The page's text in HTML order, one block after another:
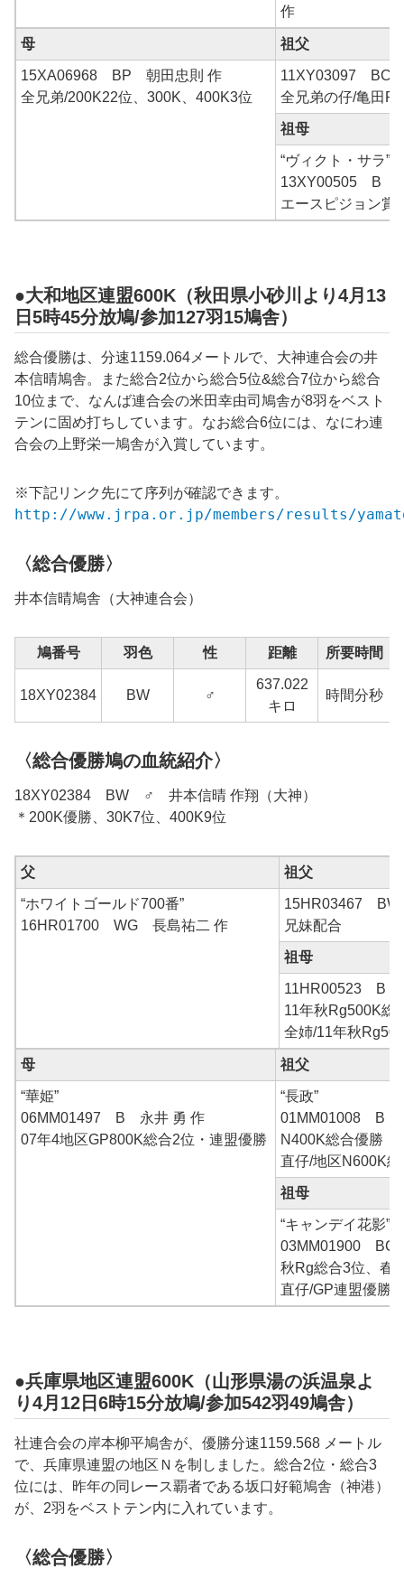
作
母 祖父
15XA06968 BP 朝田忠則 作
全兄弟/200K22位、300K、400K3位
11XY03097
全兄弟の仔/亀田
祖母
“ヴィクト・サラ”
13XY00505 B
エースピジョン賞
●大和地区連盟600K（秋田県小砂川より4月13
日5時45分放鳩/参加127羽15鳩舎）
総合優勝は、分速1159.064メートルで、大神連合会の井
本信晴鳩舎。また総合2位から総合5位&総合7位から総合
10位まで、なんば連合会の米田幸由司鳩舎が8羽をベスト
テンに固め打ちしています。なお総合6位には、なにわ連
合会の上野栄一鳩舎が入賞しています。
※下記リンク先にて序列が確認できます。
http://www.jrpa.or.jp/members/results/
〈総合優勝〉
井本信晴鳩舎（大神連合会）
鳩番号 羽色 性 距離 所要時間
18XY02384 BW ♂
637.022
キロ
時間分秒
〈総合優勝鳩の血統紹介〉
18XY02384 BW ♂ 井本信晴 作翔（大神）
＊200K優勝、30K7位、400K9位
父 祖父
“ホワイトゴールド700番”
16HR01700 WG 長島祐二 作
15HR03467 BW
兄妹配合
祖母
11HR00523 B
11年秋Rg500K総
全姉/11年秋
母 祖父
“華姫”
06MM01497 B 永井 勇 作
07年4地区GP800K総合2位・連盟優勝
“長政”
01MM01008 B
N400K総合優勝
直仔/地区N600K
祖母
“キャンデイ花影”
03MM01900 BC
秋Rg総合3位、春
直仔/GP連盟優勝
●兵庫県地区連盟600K（山形県湯の浜温泉よ
り4月12日6時15分放鳩/参加542羽49鳩舎）
社連合会の岸本柳平鳩舎が、優勝分速1159.568 メートル
で、兵庫県連盟の地区Ｎを制しました。総合2位・総合3
位には、昨年の同レース覇者である坂口好範鳩舎（神港）
が、2羽をベストテン内に入れています。
〈総合優勝〉